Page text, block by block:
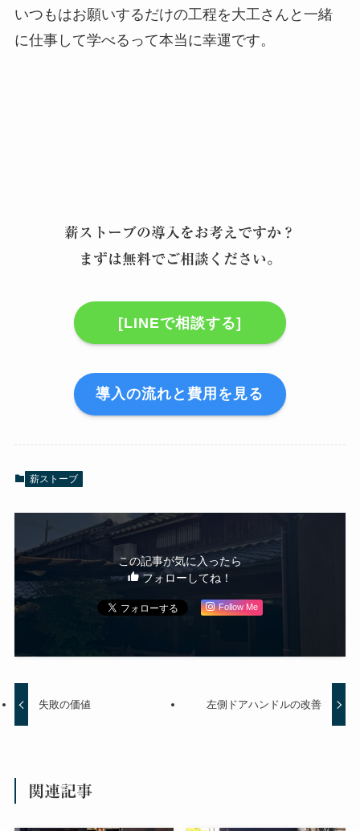
いつもはお願いするだけの工程を大工さんと一緒
に仕事して学べるって本当に幸運です。
薪ストーブの導入をお考えですか？
まずは無料でご相談ください。
[LINEで相談する]
導入の流れと費用を見る
薪ストーブ
この記事が気に入ったら
フォローしてね！
Follow Me
失敗の価値 左側ドアハンドルの改善
関連記事